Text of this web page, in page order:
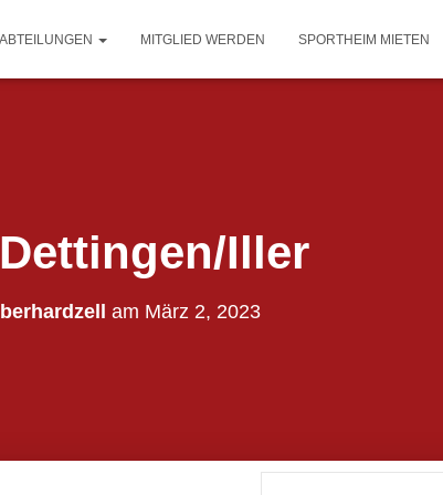
ABTEILUNGEN MITGLIED WERDEN SPORTHEIM MIETEN
Iller
am März 2, 2023